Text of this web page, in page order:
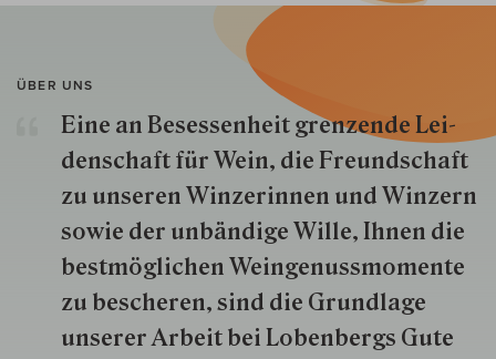
ÜBER UNS
Eine an Besessenheit gren­zende Lei­
den­schaft für Wein, die Freund­schaft
zu unseren Win­zer­innen und Win­zern
so­wie der un­bän­dige Wille, Ihnen die
best­mög­lich­en Wein­genuss­momente
zu besche­ren, sind die Grund­lage
unserer Arbeit bei Lobenbergs Gute